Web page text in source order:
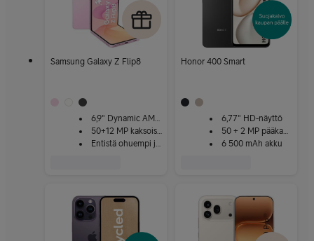
Samsung Galaxy Z Flip8
6,9" Dynamic AMOLED
50+12 MP kaksoiskamera
Entistä ohuempi ja kevyempi
Honor 400 Smart
6,77" HD-näyttö
50 + 2 MP pääkamera
6 500 mAh akku